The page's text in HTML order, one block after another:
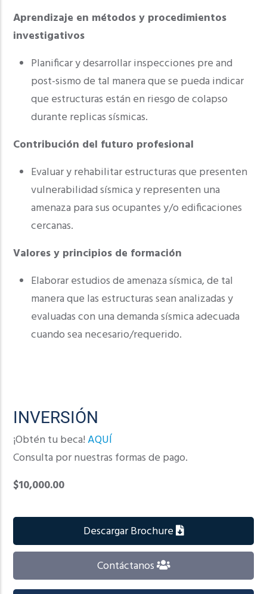
Aprendizaje en métodos y procedimientos
investigativos
Planificar y desarrollar inspecciones pre and
post-sismo de tal manera que se pueda indicar
que estructuras están en riesgo de colapso
durante replicas sísmicas.
Contribución del futuro profesional
Evaluar y rehabilitar estructuras que presenten
vulnerabilidad sísmica y representen una
amenaza para sus ocupantes y/o edificaciones
cercanas.
Valores y principios de formación
Elaborar estudios de amenaza sísmica, de tal
manera que las estructuras sean analizadas y
evaluadas con una demanda sísmica adecuada
cuando sea necesario/requerido.
INVERSIÓN
¡Obtén tu beca!AQUÍ
Consulta por nuestras formas de pago.
$10,000.00
Descargar Brochure
Contáctanos